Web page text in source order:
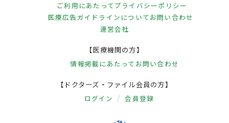
ご利用にあたってプライバシーポリシー
医療広告ガイドラインについてお問い合わせ
運営会社
【医療機関の方】
情報掲載にあたって お問い合わせ
【ドクターズ・ファイル会員の方】
ログイン 会員登録